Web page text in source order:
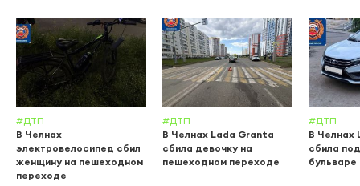
#ДТП
В Челнах
электровелосипед сбил
женщину на пешеходном
переходе
#ДТП
В Челнах Lada Granta
сбила девочку на
пешеходном переходе
#ДТП
В Челнах
сбила